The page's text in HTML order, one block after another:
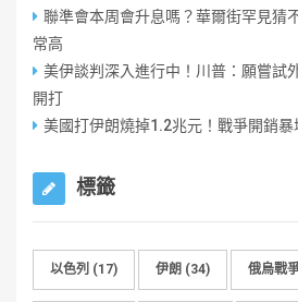
聯準會本周會升息嗎？華爾街罕見猜
常高
美伊談判深入進行中！川普：願嘗
開打
美國打伊朗燒掉1.2兆元！戰爭開銷
標籤
以色列 (17) 伊朗 (34) 俄烏戰